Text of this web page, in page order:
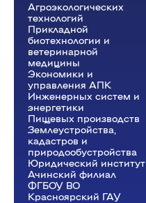
Агроэкологических
технологий
Прикладной
биотехнологии и
ветеринарной
медицины
Экономики и
управления АПК
Инженерных систем и
энергетики
Пищевых производств
Землеустройства,
кадастров и
природообустройства
Юридический институт
Ачинский филиал
ФГБОУ ВО
Красноярский ГАУ